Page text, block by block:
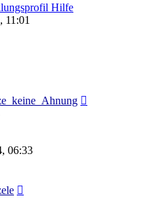
Hilfe
11:01
06:33